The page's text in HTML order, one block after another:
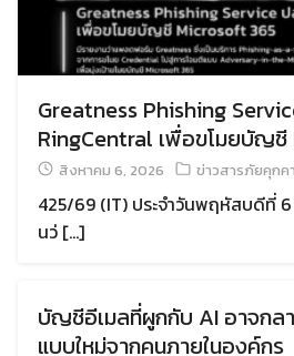
Greatness Phishing
RingCentral เพื่อขโมยบัญ
สิงหาคม 6, 2026 ข่าวสารภัยคุกค
425/69 (IT) ประจำวันพฤหัสบดีที่ 6
นว่ […]
บัญชีอีเมลที่ผูกกับ AI อาจกล
แบบใหม่จากคนภายในองค์กร